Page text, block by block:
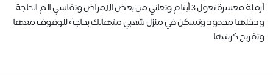
أرملة معسرة تعول 3 أيتام وتعاني من بعض الامراض وتقاسي الم الحاجة
ودخلها محدود وتسكن في منزل شعبي متهالك بحاجة للوقوف معها
وتفريج كربتها